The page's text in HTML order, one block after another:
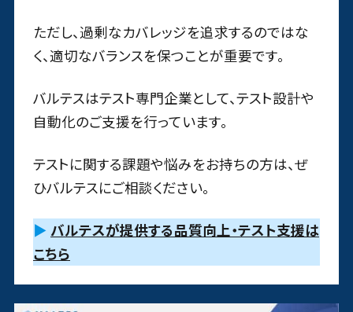
ただし、過剰なカバレッジを追求するのではな
く、適切なバランスを保つことが重要です。
バルテスはテスト専門企業として、テスト設計や
自動化のご支援を行っています。
テストに関する課題や悩みをお持ちの方は、ぜ
ひバルテスにご相談ください。
▶ バルテスが提供する品質向上・テスト支援は
こちら